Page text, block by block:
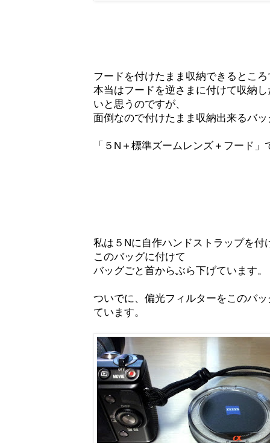
フードを付けたまま収納できるとこ
本当はフードを逆さまに付けて収納
いと思うのですが、
面倒なので付けたまま収納出来るバ
「５N＋標準ズームレンズ＋フード
私は５Nに自作ハンドストラップを
このバッグに付けて
バッグごと首からぶら下げています。
ついでに、偏光フィルターをこのバ
ています。